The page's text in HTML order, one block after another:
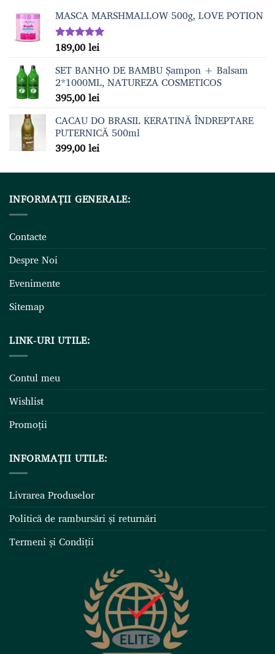
MASCA MARSHMALLOW 500g, LOVE POTION
Evaluat la
5.00din 5
189,00lei
SET BANHO DE BAMBU Șampon + Balsam
2*1000ML, NATUREZA COSMETICOS
395,00lei
CACAU DO BRASIL KERATINĂ ÎNDREPTARE
PUTERNICĂ 500ml
399,00lei
INFORMAȚII GENERALE:
Contacte
Despre Noi
Evenimente
Sitemap
LINK-URI UTILE:
Contul meu
Wishlist
Promoții
INFORMAȚII UTILE:
Livrarea Produselor
Politică de rambursări și returnări
Termeni și Condiții